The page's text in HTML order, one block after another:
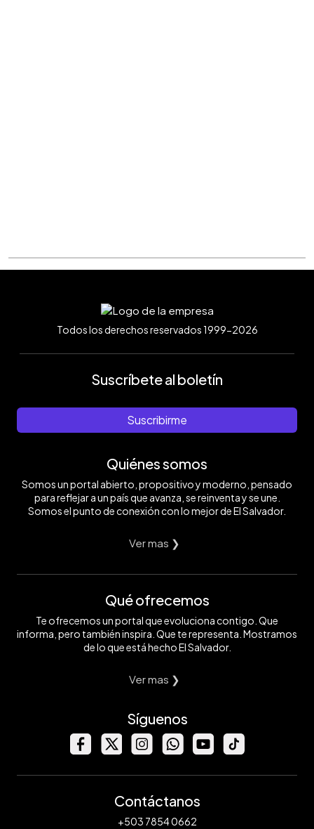
Todos los derechos reservados 1999-2026
Suscríbete al boletín
Suscribirme
Quiénes somos
Somos un portal abierto, propositivo y moderno, pensado
para reflejar a un país que avanza, se reinventa y se une.
Somos el punto de conexión con lo mejor de El Salvador.
Ver mas ❯
Qué ofrecemos
Te ofrecemos un portal que evoluciona contigo. Que
informa, pero también inspira. Que te representa. Mostramos
de lo que está hecho El Salvador.
Ver mas ❯
Síguenos
Contáctanos
+503 7854 0662